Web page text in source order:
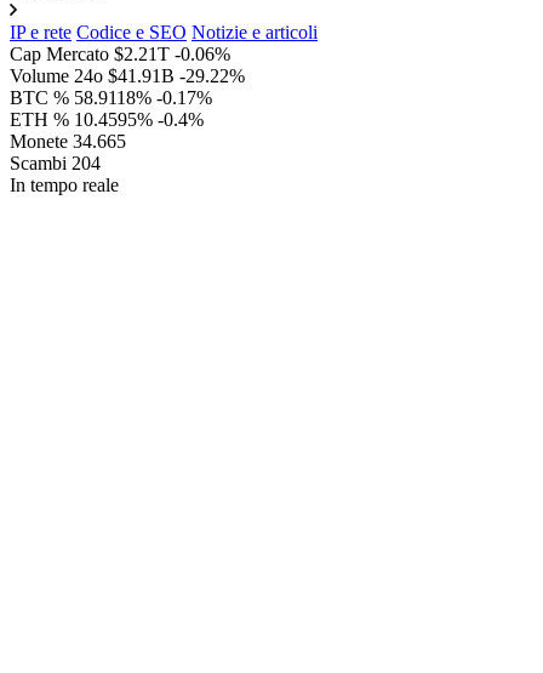
IP e rete Codice e SEO Notizie e articoli
Cap Mercato $2.21T -0.06%
Volume 24o $41.91B -29.22%
BTC % 58.9118% -0.17%
ETH % 10.4595% -0.4%
Monete 34.665
Scambi 204
In tempo reale